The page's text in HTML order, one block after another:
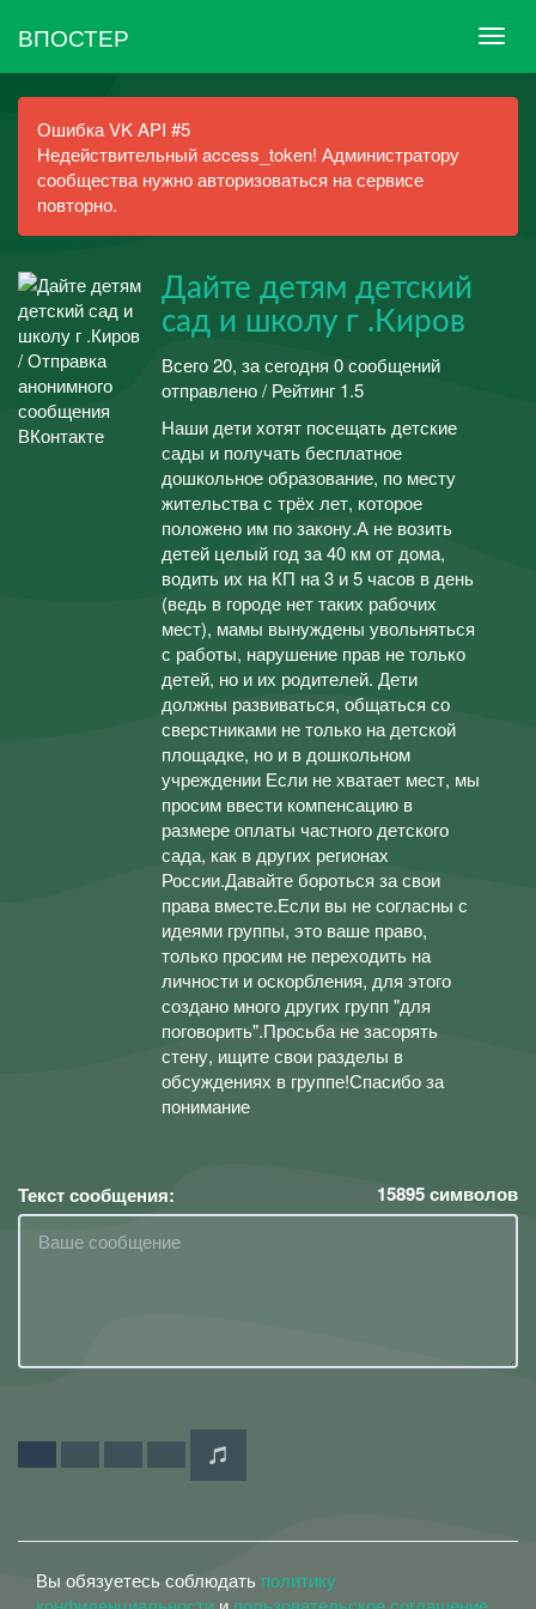
ВПОСТЕР
Ошибка VK API #5
Недействительный access_token! Администратору
сообщества нужно авторизоваться на сервисе
повторно.
Дайте детям детский
сад и школу г .Киров
Всего 20, за сегодня 0 сообщений
отправлено / Рейтинг 1.5
Наши дети хотят посещать детские
сады и получать бесплатное
дошкольное образование, по месту
жительства с трёх лет, которое
положено им по закону.А не возить
детей целый год за 40 км от дома,
водить их на КП на 3 и 5 часов в день
(ведь в городе нет таких рабочих
мест), мамы вынуждены увольняться
с работы, нарушение прав не только
детей, но и их родителей. Дети
должны развиваться, общаться со
сверстниками не только на детской
площадке, но и в дошкольном
учреждении Если не хватает мест, мы
просим ввести компенсацию в
размере оплаты частного детского
сада, как в других регионах
России.Давайте бороться за свои
права вместе.Если вы не согласны с
идеями группы, это ваше право,
только просим не переходить на
личности и оскорбления, для этого
создано много других групп "для
поговорить".Просьба не засорять
стену, ищите свои разделы в
обсуждениях в группе!Спасибо за
понимание
Текст сообщения: 15895символов
Вы обязуетесь соблюдать политику